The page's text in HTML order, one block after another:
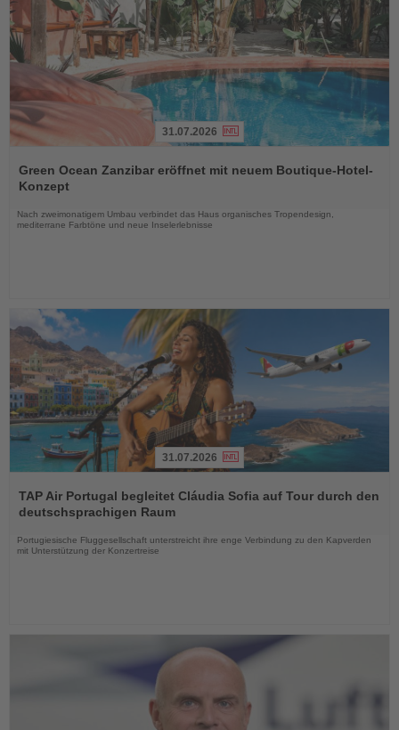
Sie
die
Nachrichten
31.07.2026
Green Ocean Zanzibar eröffnet mit neuem Boutique-Hotel-
Konzept
Nach zweimonatigem Umbau verbindet das Haus organisches Tropendesign,
mediterrane Farbtöne und neue Inselerlebnisse
Sie
die
31.07.2026
TAP Air Portugal begleitet Cláudia Sofia auf Tour durch den
deutschsprachigen Raum
Portugiesische Fluggesellschaft unterstreicht ihre enge Verbindung zu den Kapverden
mit Unterstützung der Konzertreise